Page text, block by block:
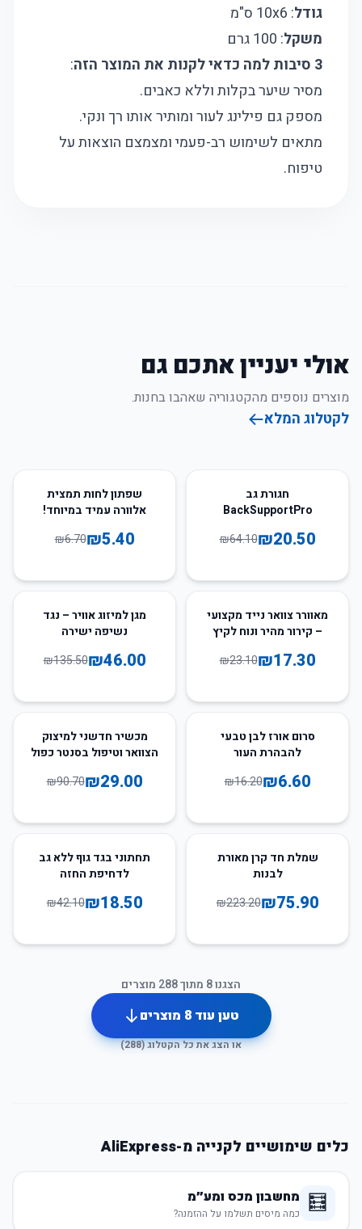
גודל: 10x6 ס"מ
משקל: 100 גרם
3 סיבות למה כדאי לקנות את המוצר הזה
:
מסיר שיער בקלות וללא כאבים.
מספק גם פילינג לעור ומותיר אותו רך ונקי.
מתאים לשימוש רב-פעמי ומצמצם הוצאות על
טיפוח.
אולי יעניין אתכם גם
מוצרים נוספים מהקטגוריה שאהבו בחנות.
לקטלוג המלא
חגורת גב
BackSupportPro
₪20.50
₪64.10
שפתון לחות תמצית
אלוורה עמיד במיוחד!
₪5.40
₪6.70
25
מאוורר צוואר נייד מקצועי
– קירור מהיר ונוח לקיץ
₪17.30
₪23.10
66מגן למיזוג אוויר – נגד
נשיפה ישירה
₪46.00
₪135.50
סרום אורז לבן טבעי
להבהרת העור
₪6.60
₪16.20
68מכשיר חדשני למיצוק
הצוואר וטיפול בסנטר כפול
₪29.00
₪90.70
66שמלת חד קרן מאורת
לבנות
₪75.90
₪223.20
56
תחתוני בגד גוף ללא גב
לדחיפת החזה
₪18.50
₪42.10
הצגנו8 מתוך288 מוצרים
טען עוד8 מוצרים
או הצג את כל הקטלוג (288
)
כלים שימושיים לקנייה מ-AliExpress
🧮 מחשבון מכס ומע״מ
כמה מיסים תשלמו על ההזמנה?